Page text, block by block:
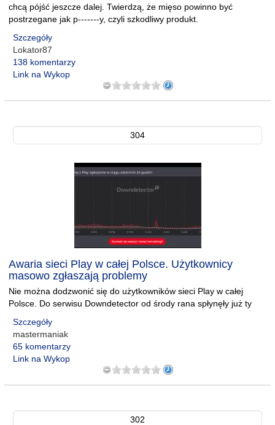
chcą pójść jeszcze dalej. Twierdzą, że mięso powinno być
postrzegane jak p-------y, czyli szkodliwy produkt.
Szczegóły
Lokator87
138 komentarzy
Link na Wykop
304
Awaria sieci Play w całej Polsce. Użytkownicy
masowo zgłaszają problemy
Nie można dodzwonić się do użytkowników sieci Play w całej
Polsce. Do serwisu Downdetector od środy rana spłynęły już ty
Szczegóły
mastermaniak
65 komentarzy
Link na Wykop
302